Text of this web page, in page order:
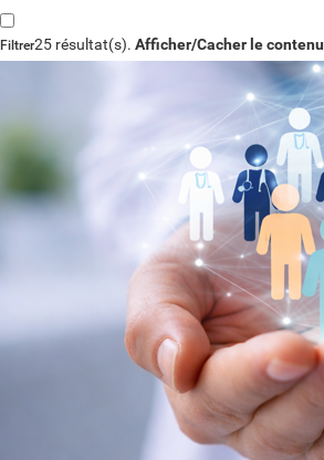
Filtrer25 résultat(s). Afficher/Cacher le contenu
Service
Début projet